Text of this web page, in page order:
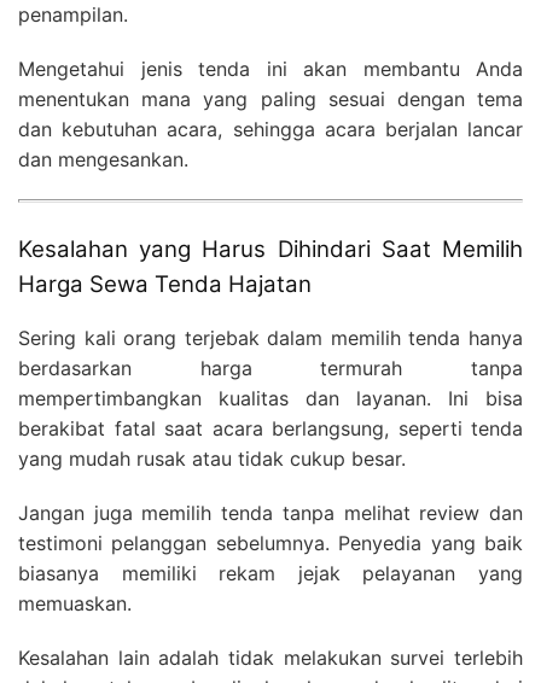
penampilan.
Mengetahui jenis tenda ini akan membantu Anda
menentukan mana yang paling sesuai dengan tema
dan kebutuhan acara, sehingga acara berjalan lancar
dan mengesankan.
Kesalahan yang Harus Dihindari Saat Memilih
Harga Sewa Tenda Hajatan
Sering kali orang terjebak dalam memilih tenda hanya
berdasarkan harga termurah tanpa
mempertimbangkan kualitas dan layanan. Ini bisa
berakibat fatal saat acara berlangsung, seperti tenda
yang mudah rusak atau tidak cukup besar.
Jangan juga memilih tenda tanpa melihat review dan
testimoni pelanggan sebelumnya. Penyedia yang baik
biasanya memiliki rekam jejak pelayanan yang
memuaskan.
Kesalahan lain adalah tidak melakukan survei terlebih